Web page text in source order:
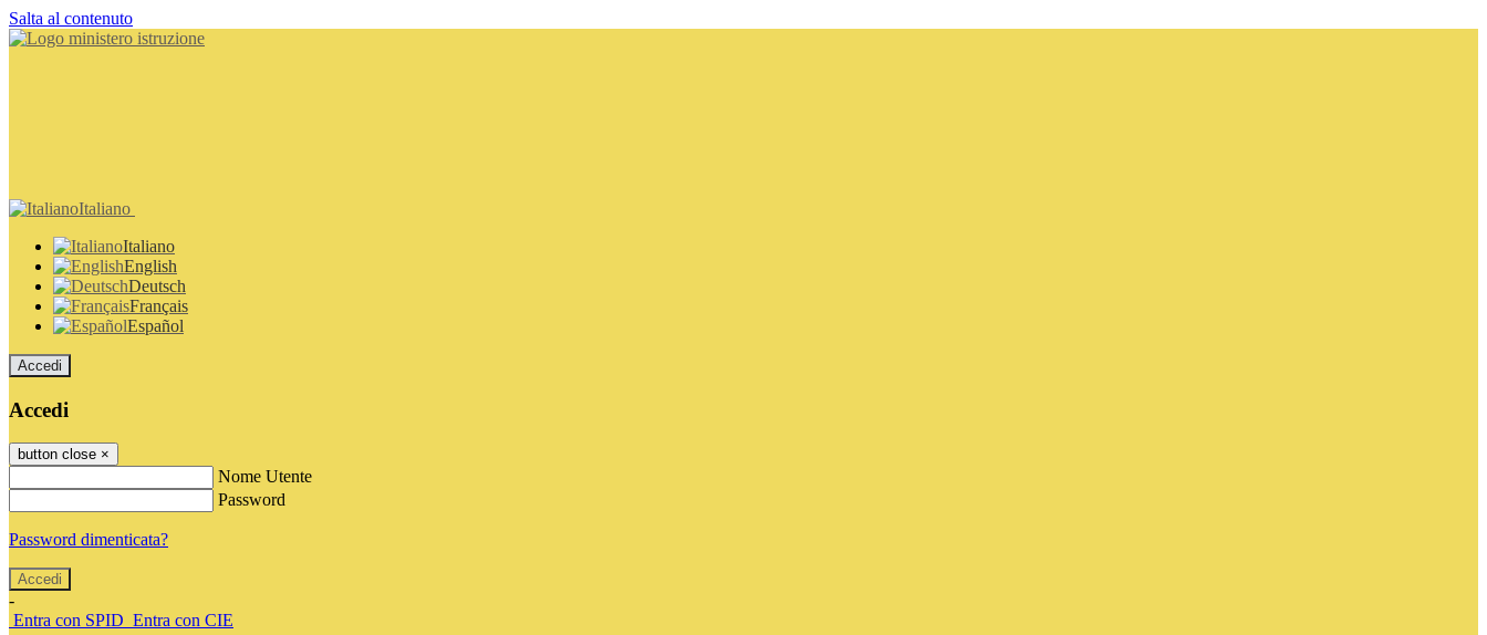
Salta al contenuto
Italiano
Italiano
English
Deutsch
Français
Español
Accedi
Accedi
button close ×
Nome Utente
Password
Password dimenticata?
-
Entra con SPID Entra con CIE